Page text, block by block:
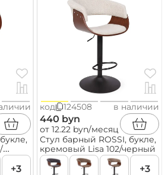
+3
код 124508 в наличии
440 byn
от 12.22 byn/месяц
Стул барный ROSSI, букле,
кремовый Lisa 102/черный
+3